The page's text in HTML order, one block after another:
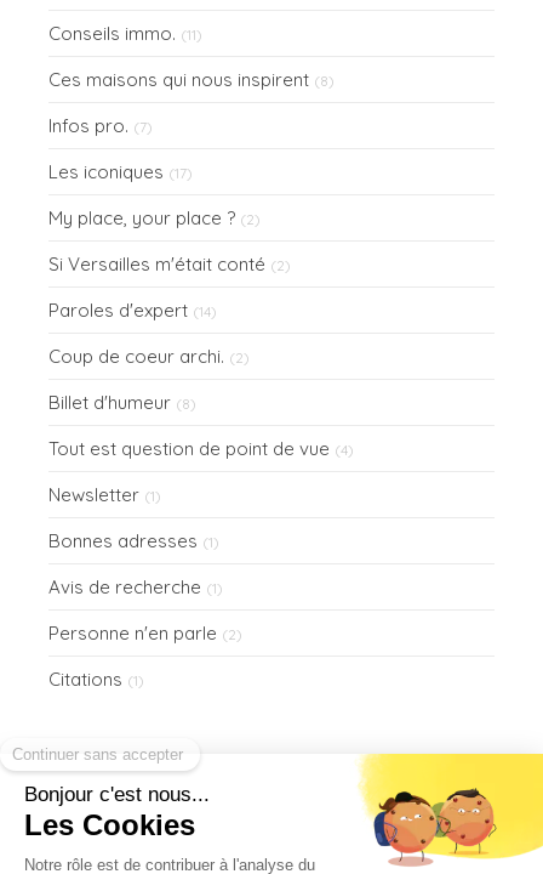
Conseils immo. (11)
Ces maisons qui nous inspirent (8)
Infos pro. (7)
Les iconiques (17)
My place, your place ? (2)
Si Versailles m'était conté (2)
Paroles d'expert (14)
Coup de coeur archi. (2)
Billet d'humeur (8)
Tout est question de point de vue (4)
Newsletter (1)
Bonnes adresses (1)
Avis de recherche (1)
Personne n'en parle (2)
Citations (1)